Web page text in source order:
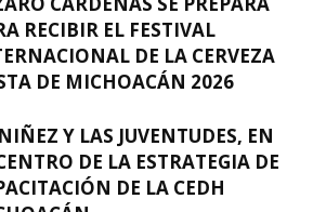
RECIBIR EL FESTIVAL
DE LA CERVEZA
DE MICHOACÁN 2026
Y LAS JUVENTUDES, EN
DE LA ESTRATEGIA DE
DE LA CEDH